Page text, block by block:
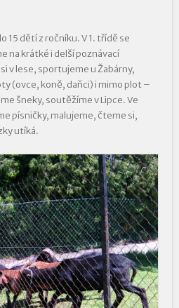
15 dětí z ročníku. V 1. třídě se
na krátké i delší poznávací
v lese, sportujeme u Žabárny,
(ovce, koně, daňci) i mimo plot –
šneky, soutěžíme v Lipce. Ve
písničky, malujeme, čteme si,
utíká.